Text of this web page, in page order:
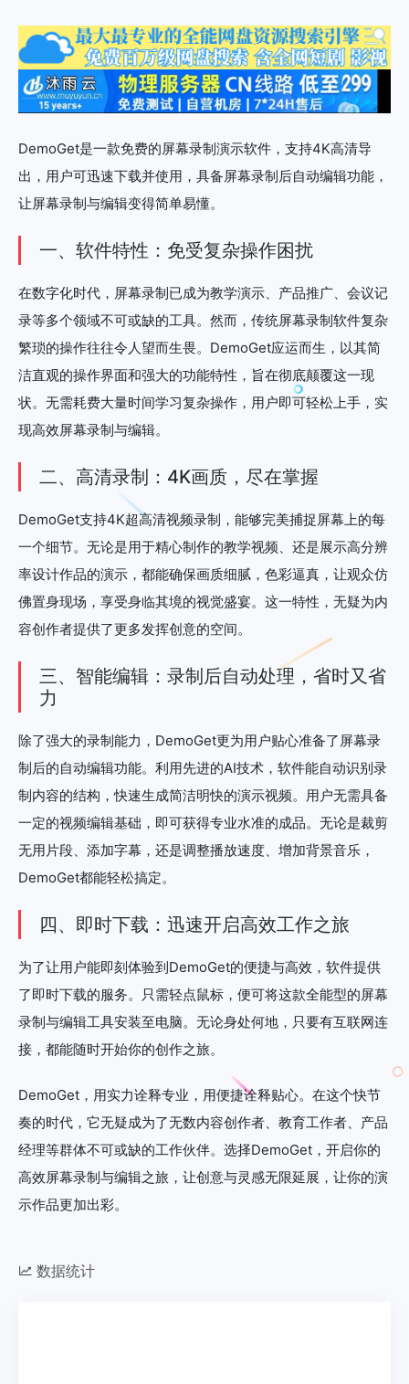
DemoGet是一款免费的屏幕录制演示软件，支持4K高清导
出，用户可迅速下载并使用，具备屏幕录制后自动编辑功能，
让屏幕录制与编辑变得简单易懂。
一、软件特性：免受复杂操作困扰
在数字化时代，屏幕录制已成为教学演示、产品推广、会议记
录等多个领域不可或缺的工具。然而，传统屏幕录制软件复杂
繁琐的操作往往令人望而生畏。DemoGet应运而生，以其简
洁直观的操作界面和强大的功能特性，旨在彻底颠覆这一现
状。无需耗费大量时间学习复杂操作，用户即可轻松上手，实
现高效屏幕录制与编辑。
二、高清录制：4K画质，尽在掌握
DemoGet支持4K超高清视频录制，能够完美捕捉屏幕上的每
一个细节。无论是用于精心制作的教学视频、还是展示高分辨
率设计作品的演示，都能确保画质细腻，色彩逼真，让观众仿
佛置身现场，享受身临其境的视觉盛宴。这一特性，无疑为内
容创作者提供了更多发挥创意的空间。
三、智能编辑：录制后自动处理，省时又省
力
除了强大的录制能力，DemoGet更为用户贴心准备了屏幕录
制后的自动编辑功能。利用先进的AI技术，软件能自动识别录
制内容的结构，快速生成简洁明快的演示视频。用户无需具备
一定的视频编辑基础，即可获得专业水准的成品。无论是裁剪
无用片段、添加字幕，还是调整播放速度、增加背景音乐，
DemoGet都能轻松搞定。
四、即时下载：迅速开启高效工作之旅
为了让用户能即刻体验到DemoGet的便捷与高效，软件提供
了即时下载的服务。只需轻点鼠标，便可将这款全能型的屏幕
录制与编辑工具安装至电脑。无论身处何地，只要有互联网连
接，都能随时开始你的创作之旅。
DemoGet，用实力诠释专业，用便捷诠释贴心。在这个快节
奏的时代，它无疑成为了无数内容创作者、教育工作者、产品
经理等群体不可或缺的工作伙伴。选择DemoGet，开启你的
高效屏幕录制与编辑之旅，让创意与灵感无限延展，让你的演
示作品更加出彩。
数据统计